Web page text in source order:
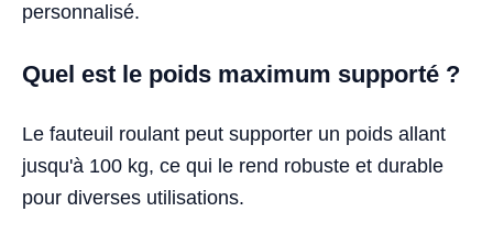
personnalisé.
Quel est le poids maximum supporté ?
Le fauteuil roulant peut supporter un poids allant
jusqu'à 100 kg, ce qui le rend robuste et durable
pour diverses utilisations.